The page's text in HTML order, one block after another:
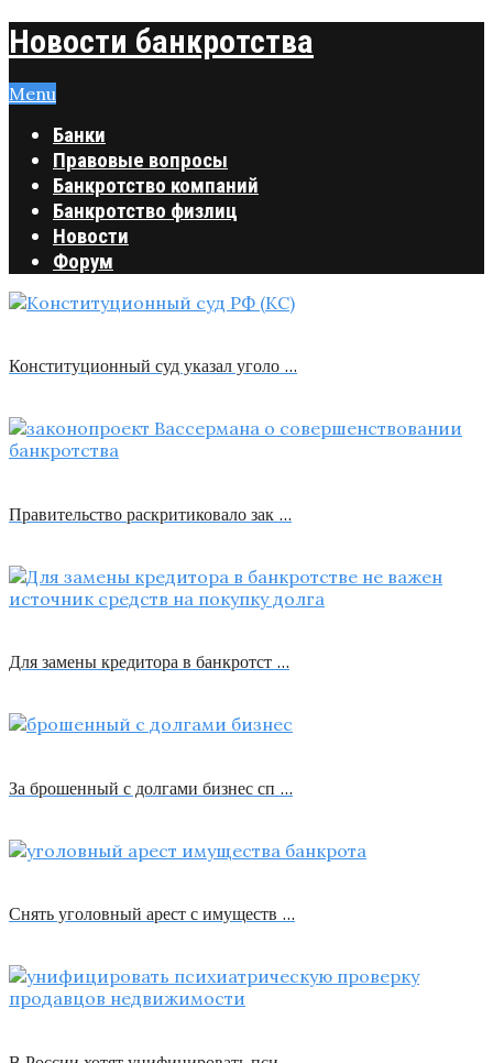
Новости банкротства
Menu
Банки
Правовые вопросы
Банкротство компаний
Банкротство физлиц
Новости
Форум
Конституционный суд указал уголо …
Правительство раскритиковало зак …
Для замены кредитора в банкротст …
За брошенный с долгами бизнес сп …
Снять уголовный арест с имуществ …